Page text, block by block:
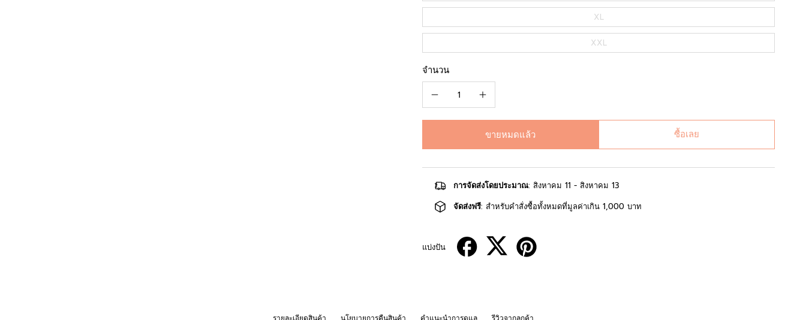
XL
XXL
จำนวน
ขายหมดแล้ว ซื้อเลย
การจัดส่งโดยประมาณ: สิงหาคม 11 - สิงหาคม 13
จัดส่งฟรี: สำหรับคำสั่งซื้อทั้งหมดที่มูลค่าเกิน 1,000 บาท
แบ่งปัน